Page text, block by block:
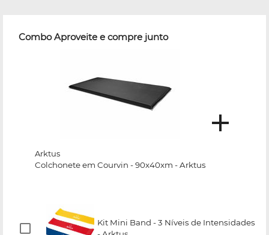
Combo Aproveite e compre junto
Arktus
Colchonete em Courvin - 90x40xm - Arktus
Kit Mini Band - 3 Níveis de Intensidades